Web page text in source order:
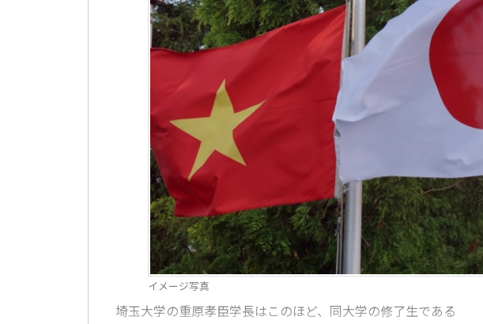
イメージ写真
埼玉大学の重原孝臣学長はこのほど、同大学の修了生である